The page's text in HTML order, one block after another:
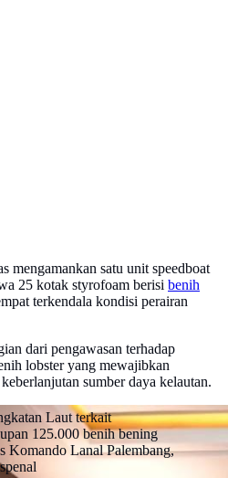
mengamankan satu unit speedboat
25 kotak styrofoam berisi benih
terkendala kondisi perairan
dari pengawasan terhadap
lobster yang mewajibkan
sumber daya kelautan.
Laut terkait
125.000 benih bening
Komando Lanal Palembang,